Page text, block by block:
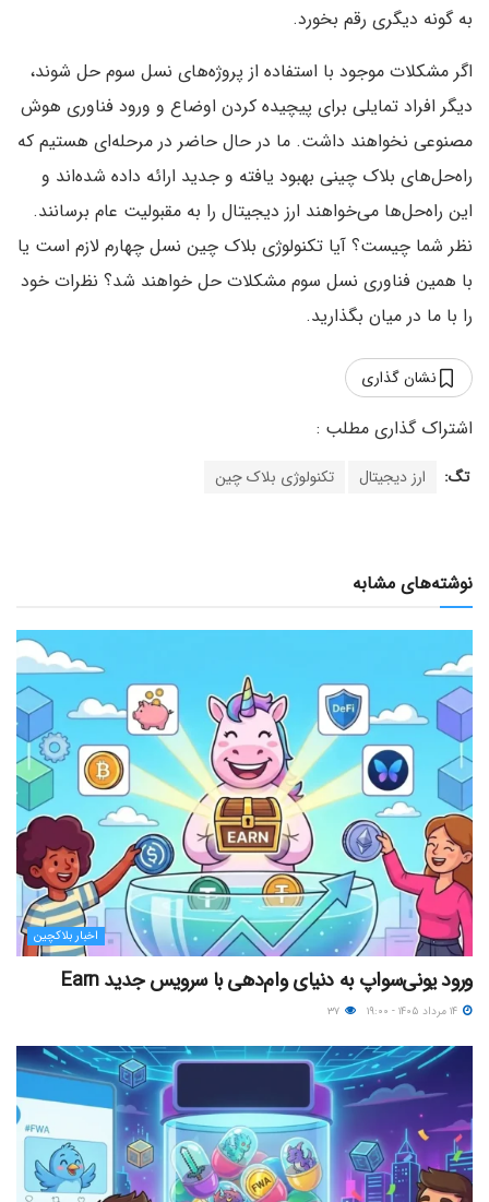
به گونه دیگری رقم بخورد.
اگر مشکلات موجود با استفاده از پروژه‌های نسل سوم حل شوند،
دیگر افراد تمایلی برای پیچیده کردن اوضاع و ورود فناوری هوش
مصنوعی نخواهند داشت. ما در حال حاضر در مرحله‌ای هستیم که
راه‌حل‌های بلاک چینی بهبود یافته و جدید ارائه داده شده‌اند و
این راه‌حل‌ها می‌خواهند ارز دیجیتال را به مقبولیت عام برسانند.
نظر شما چیست؟ آیا تکنولوژی بلاک چین نسل چهارم لازم است یا
با همین فناوری نسل سوم مشکلات حل خواهند شد؟ نظرات خود
را با ما در میان بگذارید.
نشان گذاری
تگ: ارز دیجیتال تکنولوژی بلاک چین
نوشته‌های مشابه
اخبار بلاکچین
ورود یونی‌سواپ به دنیای وام‌دهی با سرویس جدید Earn